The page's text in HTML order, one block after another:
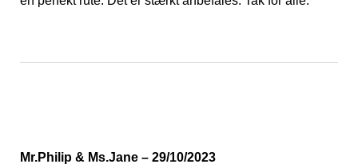
Mr.Philip & Ms.Jane – 29/10/2023